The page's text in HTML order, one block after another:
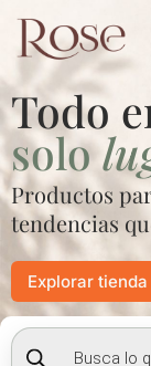
contenido
Todo
solo
Productos
tendencias
Explorar tienda
Búsqueda
de
productos